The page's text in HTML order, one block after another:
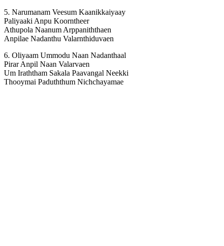
5. Narumanam Veesum Kaanikkaiyaay
Paliyaaki Anpu Koorntheer
Athupola Naanum Arppaniththaen
Anpilae Nadanthu Valarnthiduvaen
6. Oliyaam Ummodu Naan Nadanthaal
Pirar Anpil Naan Valarvaen
Um Iraththam Sakala Paavangal Neekki
Thooymai Paduththum Nichchayamae